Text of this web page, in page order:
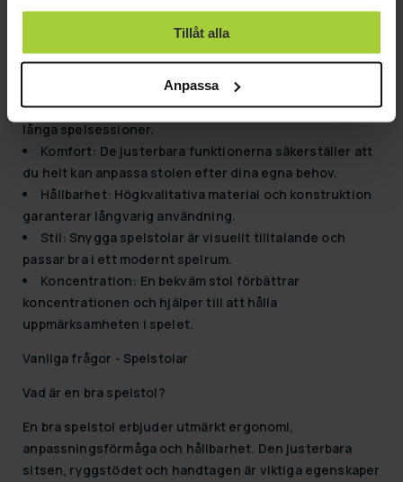
använt deras tjänster.
Tillåt alla
Anpassa
Spelstolar erbjuder många fördelar som gör dem till ett
idealiskt val för spelare:
Spelstolar stödjer rygg- och nackområdet,
vilket minskar smärtan som belastar användaren under
långa spelsessioner.
Komfort: De justerbara funktionerna säkerställer att
du helt kan anpassa stolen efter dina egna behov.
Hållbarhet: Högkvalitativa material och konstruktion
garanterar långvarig användning.
Stil: Snygga spelstolar är visuellt tilltalande och
passar bra i ett modernt spelrum.
Koncentration: En bekväm stol förbättrar
koncentrationen och hjälper till att hålla
uppmärksamheten i spelet.
Vanliga frågor - Spelstolar
Vad är en bra spelstol?
En bra spelstol erbjuder utmärkt ergonomi,
anpassningsförmåga och hållbarhet. Den justerbara
sitsen, ryggstödet och handtagen är viktiga egenskaper